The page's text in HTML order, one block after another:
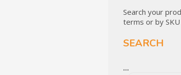
Search your
terms or by
SEARCH
…